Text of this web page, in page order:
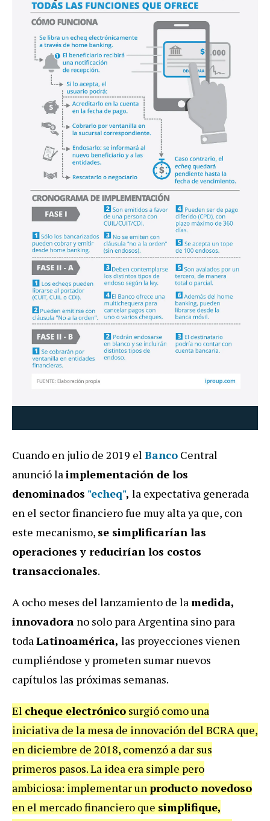
Cuando en julio de 2019 el Banco Central
anunció laimplementación de los
denominados "echeq", la expectativa generada
en el sector financiero fue muy alta ya que, con
este mecanismo, se simplificarían las
operaciones y reducirían los costos
transaccionales.
A ocho meses del lanzamiento de lamedida,
innovadora no solo para Argentina sino para
todaLatinoamérica, las proyecciones vienen
cumpliéndose y prometen sumar nuevos
capítulos las próximas semanas.
El cheque electrónico surgió como una
iniciativa de la mesa de innovación del BCRA que,
en diciembre de 2018, comenzó a dar sus
primeros pasos. La idea era simple pero
ambiciosa: implementar unproducto novedoso
en el mercado financiero que simplifique,